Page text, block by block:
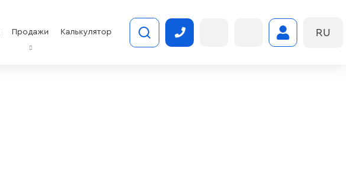
Продажи Калькулятор RU